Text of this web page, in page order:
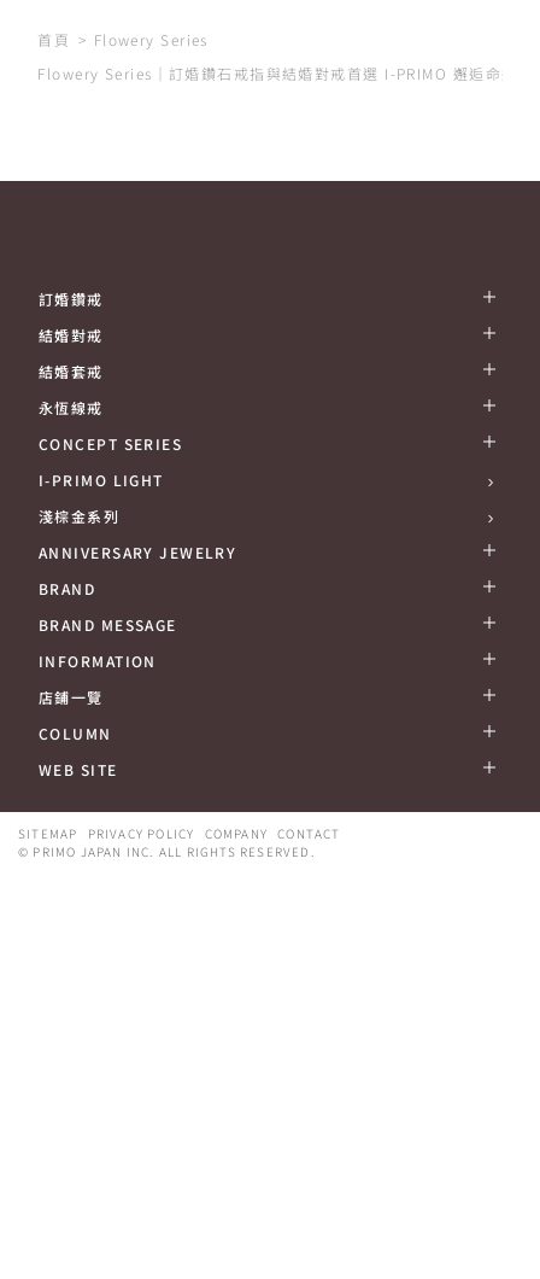
首頁
Flowery Series
Flowery Series｜訂婚鑽石戒指與結婚對戒首選 I-PRIMO 邂逅命運之
訂婚鑽戒
結婚對戒
結婚套戒
永恆線戒
CONCEPT SERIES
I-PRIMO LIGHT
淺棕金系列
ANNIVERSARY JEWELRY
BRAND
BRAND MESSAGE
INFORMATION
店鋪一覽
COLUMN
WEB SITE
SITEMAP PRIVACY POLICY COMPANY
CONTACT
© PRIMO JAPAN INC. ALL RIGHTS RESERVED.